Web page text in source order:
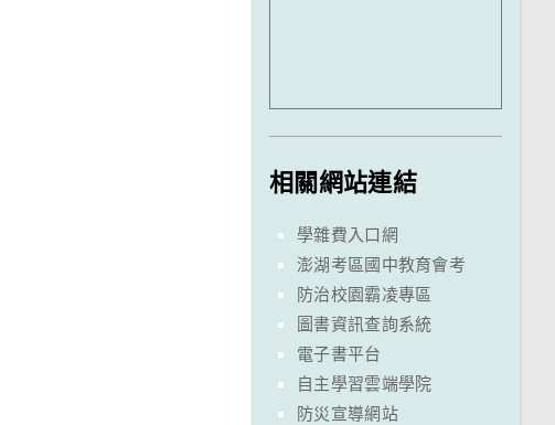
相關網站連結
學雜費入口網
澎湖考區國中教育會考
防治校園霸凌專區
圖書資訊查詢系統
電子書平台
自主學習雲端學院
防災宣導網站